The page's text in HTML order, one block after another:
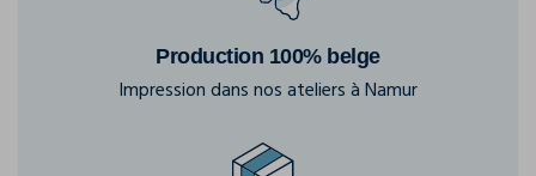
Production 100% belge
Impression dans nos ateliers à Namur